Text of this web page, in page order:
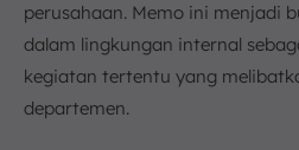
perusahaan. Memo ini menjadi
dalam lingkungan internal
kegiatan tertentu yang
departemen.